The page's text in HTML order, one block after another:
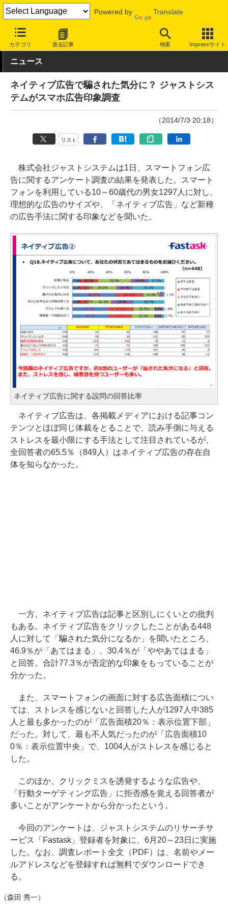
Powered by Translate
カテゴリ 過去記事 検索 Impressサイト
INTERNET Watch トピック 調査
ニュース
ネイティブ広告で騙された気分に？ ジャストシス
テムがスマホ広告印象調査
（2014/7/3 20:18）
リスト
株式会社ジャストシステムは1日、スマートフォン広
告に関するアンケート調査の結果を発表した。スマート
フォンを利用している10～60歳代の男女1297人に対し、
理想的な広告のサイズや、「ネイティブ広告」など新種
の広告手法に関する印象などを聞いた。
ネイティブ広告に関する設問の回答比率
ネイティブ広告は、各掲載メディアにおける記事コン
テンツとほぼ同じ体裁をとることで、読み手側に与える
ストレスを最小限にする手法として注目されているが、
全回答者の65.5％（849人）はネイティブ広告の存在自
体を知らなかった。
一方、ネイティブ広告は記事と区別しにくいとの批判
もある。ネイティブ広告をクリックしたことがある448
人に対して「騙された気分になるか」を聞いたところ、
46.9％が「あてはまる」、30.4％が「ややあてはまる」
と回答。合計77.3％が否定的な印象をもっていることが
分かった。
また、スマートフォンの画面に対する広告面積につい
ては、ストレスを感じないと回答した人が1297人中385
人と最も多かったのが「広告面積20％：表示位置下部」
だった。対して、最も不人気だったのが「広告面積10
0％：表示位置中央」で、1004人がストレスを感じると
した。
このほか、クリックミスを誘発するような広告や、
「行動ターゲティング広告」に拒否感を覚える回答者が
多いことがアンケートから分かったという。
今回のアンケートは、ジャストシステムのリサーチサ
ービス「Fastask」登録者を対象に、6月20～23日に実施
した。なお、調査レポート全文（PDF）は、名前やメー
ルアドレスなどを登録すれば無料でダウンロードでき
る。
（森田 秀一）